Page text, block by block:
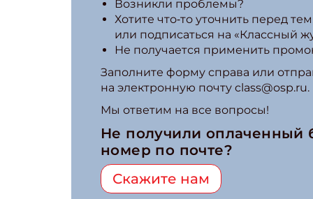
Возникли проблемы?
Хотите что‑то уточнить перед
или подписаться на «Классный
Не получается применить
Заполните форму справа или
на электронную почту class@osp.ru.
Мы ответим на все вопросы!
Не получили оплаченный
номер по почте?
Скажите нам